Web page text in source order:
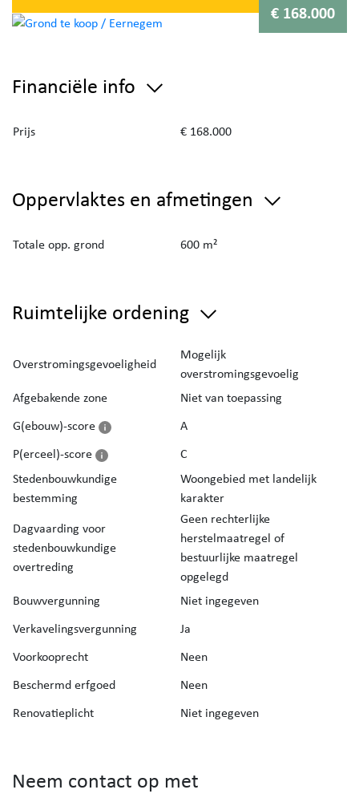
€ 168.000
Financiële info
Prijs € 168.000
Oppervlaktes en afmetingen
Totale opp. grond 600 m²
Ruimtelijke ordening
Overstromingsgevoeligheid
Mogelijk
overstromingsgevoelig
Afgebakende zone
Niet van toepassing
G(ebouw)-score
A
P(erceel)-score
C
Stedenbouwkundige
bestemming
Woongebied met landelijk
karakter
Dagvaarding voor
stedenbouwkundige
overtreding
Geen rechterlijke
herstelmaatregel of
bestuurlijke maatregel
opgelegd
Bouwvergunning
Niet ingegeven
Verkavelingsvergunning
Ja
Voorkooprecht
Neen
Beschermd erfgoed
Neen
Renovatieplicht
Niet ingegeven
Neem contact op met